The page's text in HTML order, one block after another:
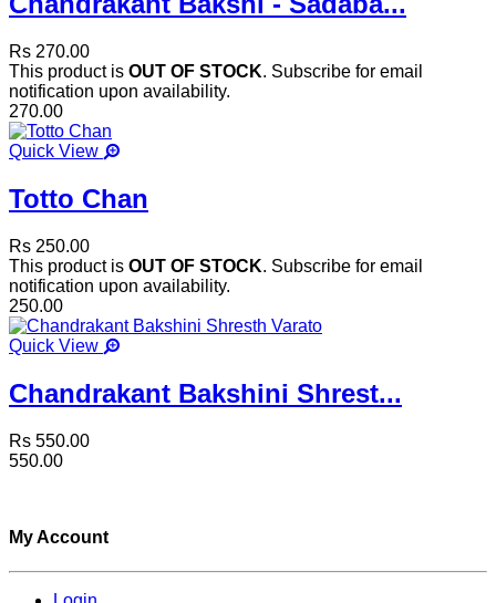
Rs 270.00
This product is OUT OF STOCK. Subscribe for email
notification upon availability.
270.00
Quick View
Totto Chan
Rs 250.00
This product is OUT OF STOCK. Subscribe for email
notification upon availability.
250.00
Quick View
Chandrakant Bakshini Shrest...
Rs 550.00
550.00
My Account